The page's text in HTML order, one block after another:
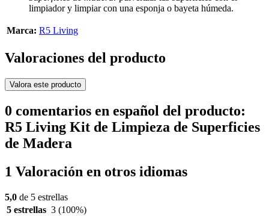
limpiador y limpiar con una esponja o bayeta húmeda.
Marca: R5 Living
Valoraciones del producto
Valora este producto
0 comentarios en español del producto:
R5 Living Kit de Limpieza de Superficies
de Madera
1 Valoración en otros idiomas
5,0 de 5 estrellas
5 estrellas 3 (100%)